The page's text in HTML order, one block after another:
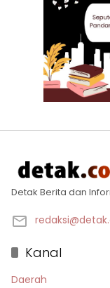
Detak Berita dan
Kanal
Daerah